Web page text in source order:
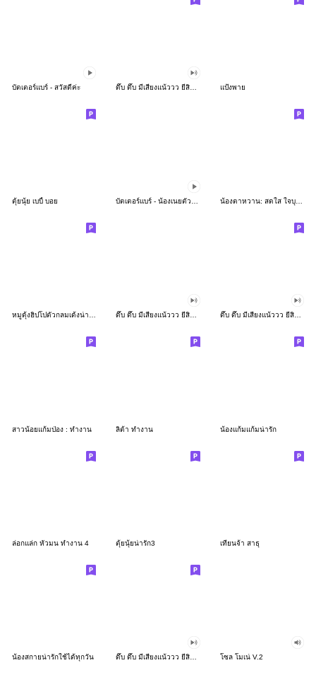
บัตเตอร์แบร์ - สวัสดีค่ะ แป้งพาย
ตุ้ยนุ้ย เบบี้ บอย น้องตาหวาน: สดใส ใจบุญ (สีพาสเทล)
หมูดุ้งฮิปโปตัวกลมเด้งน่ารัก ดึ๊บ ดึ๊บ มีเสียงแน้ววว ยี่สิบเจ็ด ดึ๊บ ดึ๊บ มีเสียงแน้ววว ยี่สิบหก
สาวน้อยแก้มป่อง : ทำงาน ลิต้า ทำงาน น้องแก้มแก้มน่ารัก
ล่อกแล่ก หัวมน ทำงาน 4 ตุ้ยนุ้ยน่ารัก3 เทียนจ้า สาธุ
น้องสกายน่ารักใช้ได้ทุกวัน ดึ๊บ ดึ๊บ มีเสียงแน้ววว ยี่สิบสอง โซล โมเน่ V.2